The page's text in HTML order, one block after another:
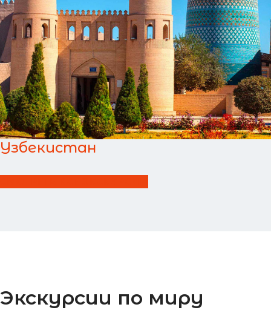
Узбекистан
Экскурсии по миру